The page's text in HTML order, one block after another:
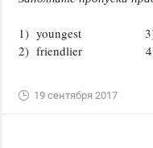
1) youngest 3)
2) friendlier 4)
19 сентября 2017